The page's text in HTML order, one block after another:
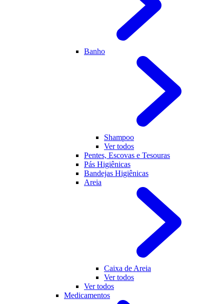
Banho
Shampoo
Ver todos
Pentes, Escovas e Tesouras
Pás Higiênicas
Bandejas Higiênicas
Areia
Caixa de Areia
Ver todos
Ver todos
Medicamentos